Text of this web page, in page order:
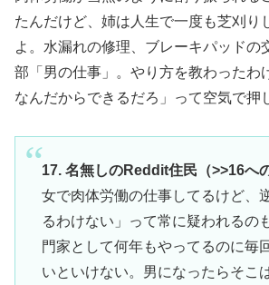
たんだけど、姉は人生で一度も芝刈り
よ。水漏れの修理、ブレーキパッド
部「男の仕事」。やり方を教わったわ
なんだからできるだろ」って空気で押
17. 名無しのReddit住民（>>16へ
女で肉体労働の仕事してるけど、
るわけない」って常に疑われるの
門家として何年もやってるのに毎
いといけない。男になったらそこ